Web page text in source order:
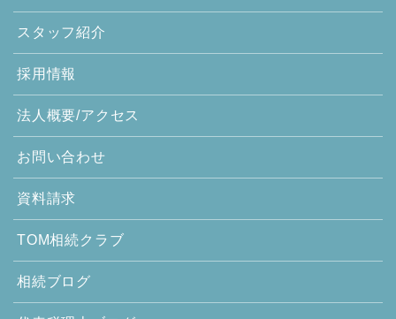
スタッフ紹介
採用情報
法人概要/アクセス
お問い合わせ
資料請求
TOM相続クラブ
相続ブログ